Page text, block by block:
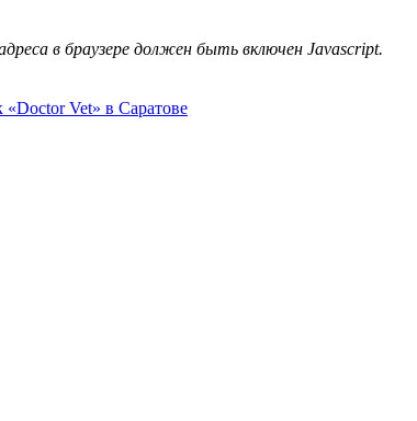
в браузере должен быть включен Javascript.